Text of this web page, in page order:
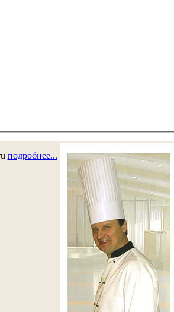
подробнее...